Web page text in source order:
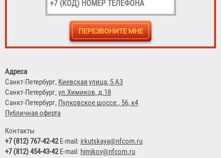
Рукав пожарный "Премиум" РПМ(В)-40-1,6-И-УХЛ1
Адреса
Санкт-Петербург, Киевская улица, 5 А3
Санкт-Петербург,ул.Химиков, д.18
Санкт-Петербург, Пулковское шоссе., 56, к4
Публичная оферта
Контакты
+7 (812) 767-42-42E-mail: irkutskaya@nfcom.ru
+7 (812) 454-43-42E-mail: himikov@nfcom.ru